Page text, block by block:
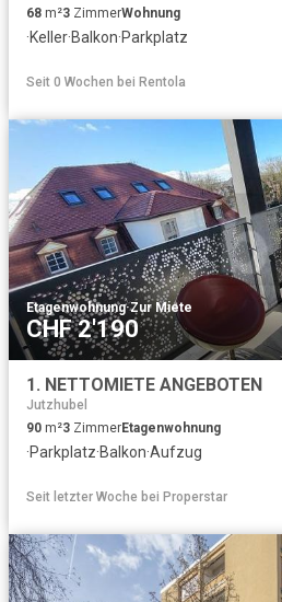
68 m²3 ZimmerWohnung
·Keller·Balkon·Parkplatz
Seit 0 Wochen bei Rentola
Etagenwohnung·Zur Miete
CHF 2'190
1. NETTOMIETE ANGEBOTEN
Jutzhubel
90 m²3 ZimmerEtagenwohnung
·Parkplatz·Balkon·Aufzug
Seit letzter Woche bei Properstar